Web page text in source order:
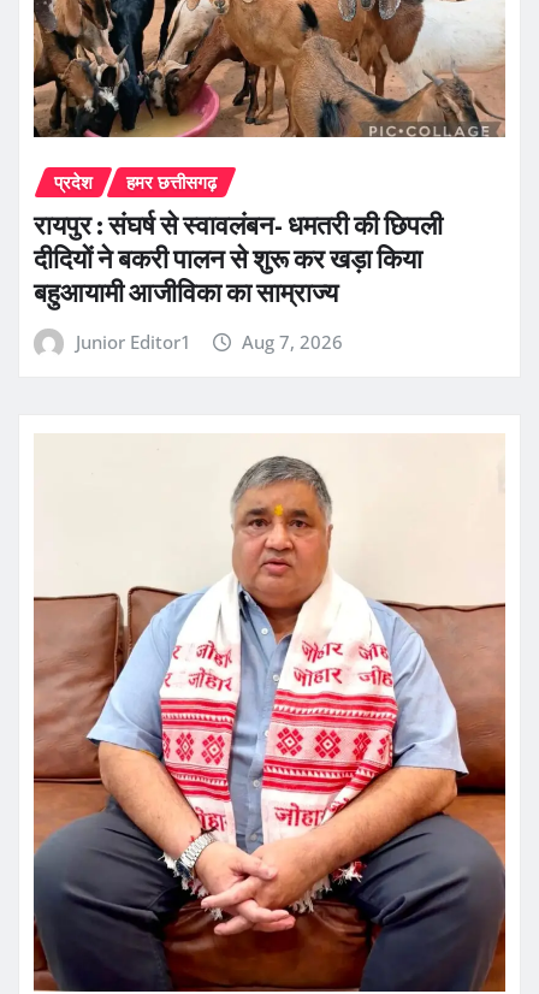
प्रदेश हमर छत्तीसगढ़
रायपुर : संघर्ष से स्वावलंबन- धमतरी की छिपली
दीदियों ने बकरी पालन से शुरू कर खड़ा किया
बहुआयामी आजीविका का साम्राज्य
Junior Editor1 Aug 7, 2026